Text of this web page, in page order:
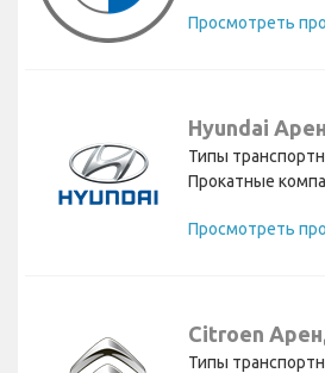
Hyundai
Типы
Прокатные
Citroen
Типы